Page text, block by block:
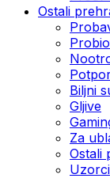
Ostali
Biljni
Gljive
Za
Ostali
Uzorci